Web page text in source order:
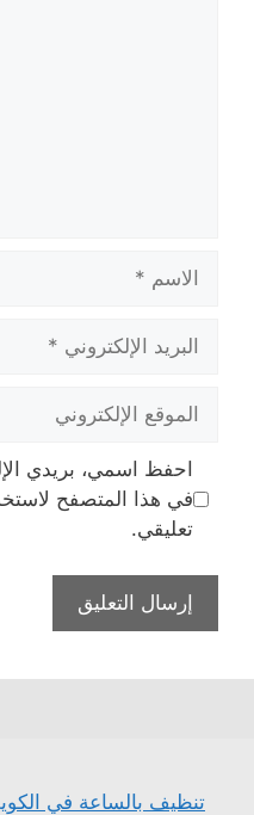
الاسم
البريد
الإلكتروني
الموقع
الإلكتروني
احفظ اسمي، بريدي
في هذا المتصفح
تعليقي.
تنظيف بالساعة في